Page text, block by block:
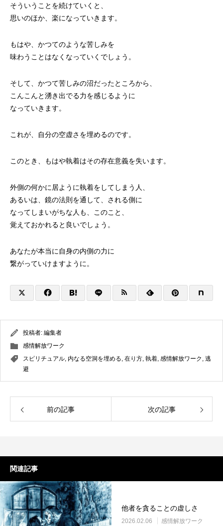
そういうことを続けていくと、
思いのほか、楽になっていきます。
もはや、かつてのような苦しみを
味わうことはなくなっていくでしょう。
そして、かつて苦しみの沼だったところから、
こんこんと湧き出でる力を感じるように
なっていきます。
これが、自分の空虚さを埋めるのです。
このとき、もはや執着はその存在意義を失います。
外側の何かに居ように執着をしてしまう人、
あるいは、鏡の法則を通して、される側に
なってしまいがちな人も、このこと、
覚えておかれると良いでしょう。
あなたが本当に自身の内側の力に
繋がっていけますように。
投稿者: 編集者
感情解放ワーク
スピリチュアル, 内なる空洞を埋める, 在り方, 執着, 感情解放ワーク , 逃
避
前の記事 次の記事
関連記事
他者を貪ることの虚しさ
2026.02.06 感情解放ワーク